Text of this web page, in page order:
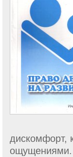
дискомфорт,
ощущениями.